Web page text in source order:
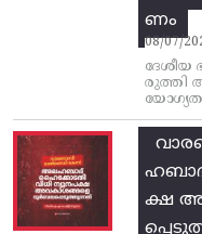
ണം
08/07/
ദേശീയ
രുത്തി
ക്ഷ